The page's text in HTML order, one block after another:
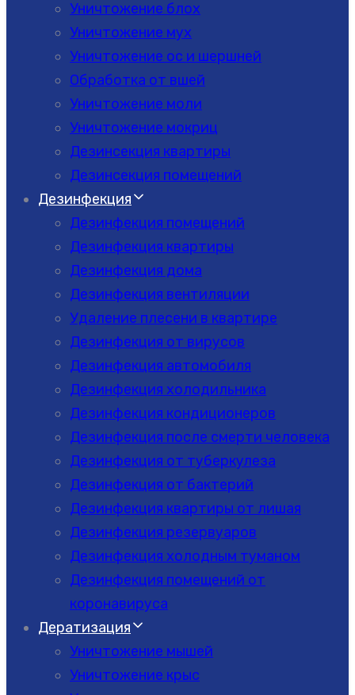
Уничтожение блох
Уничтожение мух
Уничтожение ос и шершней
Обработка от вшей
Уничтожение моли
Уничтожение мокриц
Дезинсекция квартиры
Дезинсекция помещений
Дезинфекция
Дезинфекция помещений
Дезинфекция квартиры
Дезинфекция дома
Дезинфекция вентиляции
Удаление плесени в квартире
Дезинфекция от вирусов
Дезинфекция автомобиля
Дезинфекция холодильника
Дезинфекция кондиционеров
Дезинфекция после смерти человека
Дезинфекция от туберкулеза
Дезинфекция от бактерий
Дезинфекция квартиры от лишая
Дезинфекция резервуаров
Дезинфекция холодным туманом
Дезинфекция помещений от
коронавируса
Дератизация
Уничтожение мышей
Уничтожение крыс